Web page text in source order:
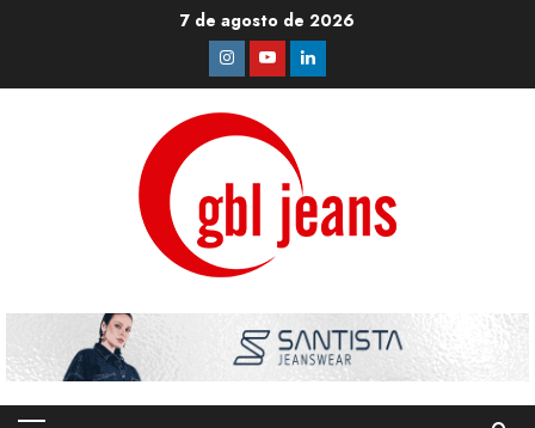
7 de agosto de 2026
Instagram
YoutubeLinkedin